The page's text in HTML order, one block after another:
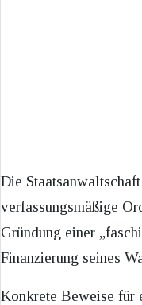
Die
verfassungsmäßige
Gründung einer
Finanzierung seines
Konkrete Beweise für